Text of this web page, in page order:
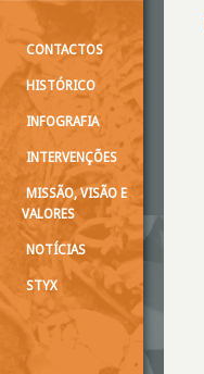
CONTACTOS
HISTÓRICO
INFOGRAFIA
INTERVENÇÕES
MISSÃO, VISÃO E
VALORES
NOTÍCIAS
STYX